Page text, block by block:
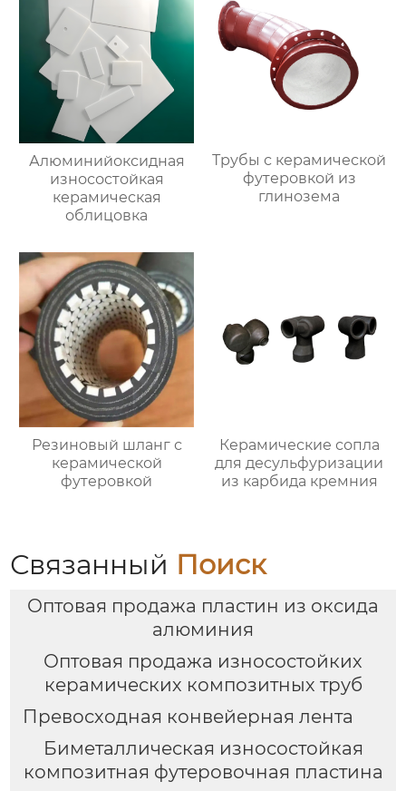
Алюминийоксидная
износостойкая
керамическая
облицовка
Трубы с керамической
футеровкой из
глинозема
Резиновый шланг с
керамической
футеровкой
Керамические сопла
для десульфуризации
из карбида кремния
Связанный Поиск
Оптовая продажа пластин из оксида
алюминия
Оптовая продажа износостойких
керамических композитных труб
Превосходная конвейерная лента
Биметаллическая износостойкая
композитная футеровочная пластина